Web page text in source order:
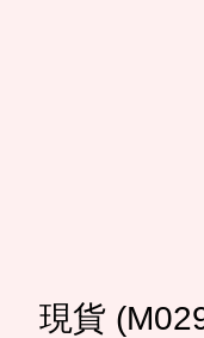
現貨